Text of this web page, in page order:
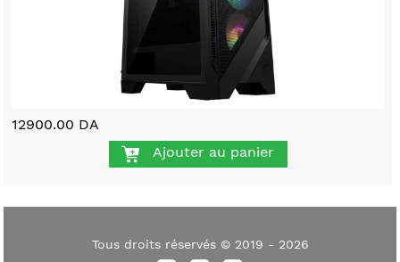
12900.00 DA
Ajouter au panier
Tous droits réservés © 2019 - 2026